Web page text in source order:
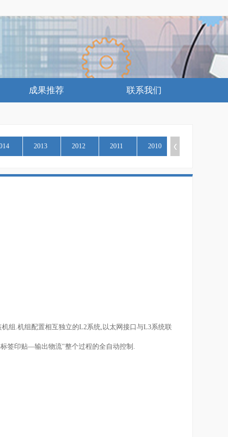
成果推荐 联系我们
2013 2012 2011 2010
组.机组配置相互独立的L2系统,以太网接口与L3系统联
签印贴—输出物流"整个过程的全自动控制.